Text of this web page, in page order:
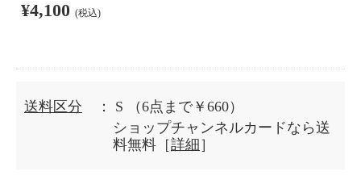
¥4,100 (税込)
送料区分 ： S
（6点まで￥660）
ショップチャンネルカードなら送
料無料［詳細 ］